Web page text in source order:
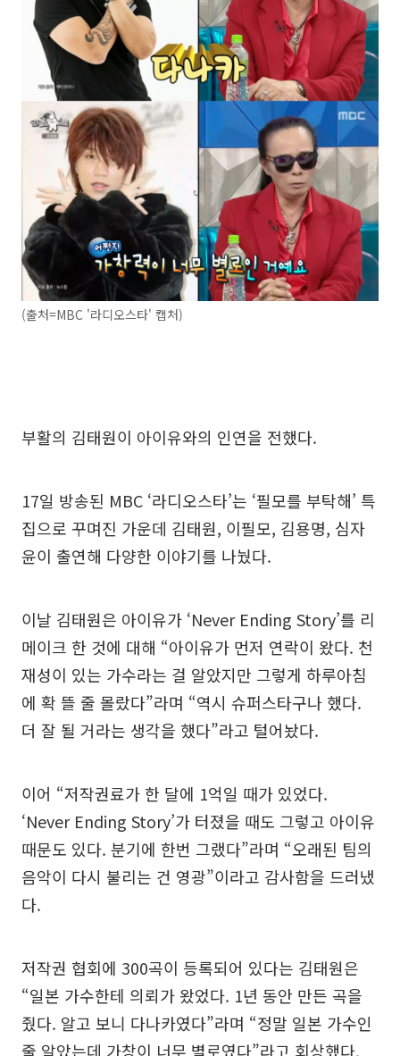
(출처=MBC '라디오스타' 캡처)
부활의 김태원이 아이유와의 인연을 전했다.
17일 방송된 MBC ‘라디오스타’는 ‘필모를 부탁해’ 특
집으로 꾸며진 가운데 김태원, 이필모, 김용명, 심자
윤이 출연해 다양한 이야기를 나눴다.
이날 김태원은 아이유가 ‘Never Ending Story’를 리
메이크 한 것에 대해 “아이유가 먼저 연락이 왔다. 천
재성이 있는 가수라는 걸 알았지만 그렇게 하루아침
에 확 뜰 줄 몰랐다”라며 “역시 슈퍼스타구나 했다.
더 잘 될 거라는 생각을 했다”라고 털어놨다.
이어 “저작권료가 한 달에 1억일 때가 있었다.
‘Never Ending Story’가 터졌을 때도 그렇고 아이유
때문도 있다. 분기에 한번 그랬다”라며 “오래된 팀의
음악이 다시 불리는 건 영광”이라고 감사함을 드러냈
다.
저작권 협회에 300곡이 등록되어 있다는 김태원은
“일본 가수한테 의뢰가 왔었다. 1년 동안 만든 곡을
줬다. 알고 보니 다나카였다”라며 “정말 일본 가수인
줄 알았는데 가창이 너무 별로였다”라고 회상했다.